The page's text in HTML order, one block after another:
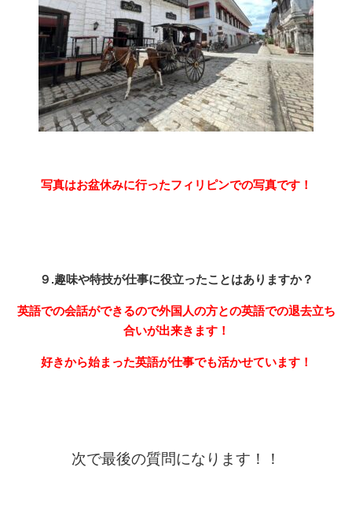
写真はお盆休みに行ったフィリピンでの写真です！
９.趣味や特技が仕事に役立ったことはありますか？
英語での会話ができるので外国人の方との英語での退去立ち
合いが出来きます！
好きから始まった英語が仕事でも活かせています！
次で最後の質問になります！！